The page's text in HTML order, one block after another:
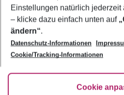
AGB
Bestpreisgarantie
Cookie-Einstellungen ändern
Cookie-Richtlinie
Agenturbetreuung
Barrierefreies Reisen
FAQ
HanseMerkur Reiseversicherung
Folge uns
Einstellungen natürlich jederzeit
– klicke dazu einfach unten auf
ändern“.
Datenschutz-Informationen
Cookie/Tracking-Informationen
Cookie